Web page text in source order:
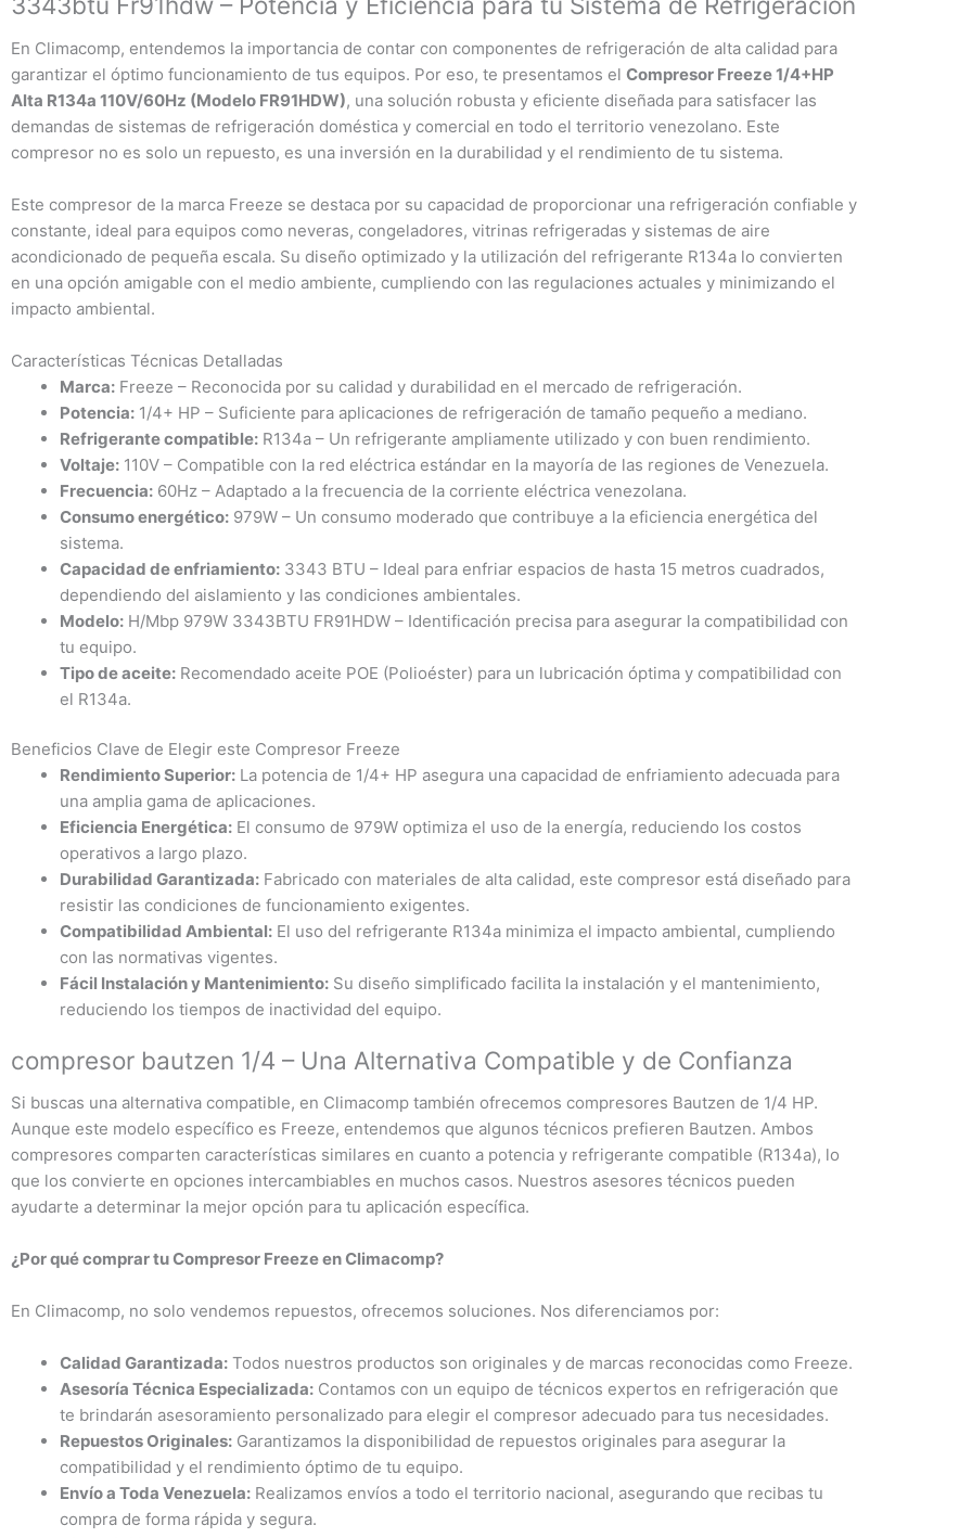
En Climacomp, entendemos la importancia de contar con componentes de refrigeración de alta calidad para
garantizar el óptimo funcionamiento de tus equipos. Por eso, te presentamos el Compresor Freeze 1/4+HP
Alta R134a 110V/60Hz (Modelo FR91HDW), una solución robusta y eficiente diseñada para satisfacer las
demandas de sistemas de refrigeración doméstica y comercial en todo el territorio venezolano. Este
compresor no es solo un repuesto, es una inversión en la durabilidad y el rendimiento de tu sistema.
Este compresor de la marca Freeze se destaca por su capacidad de proporcionar una refrigeración confiable y
constante, ideal para equipos como neveras, congeladores, vitrinas refrigeradas y sistemas de aire
acondicionado de pequeña escala. Su diseño optimizado y la utilización del refrigerante R134a lo convierten
en una opción amigable con el medio ambiente, cumpliendo con las regulaciones actuales y minimizando el
impacto ambiental.
Características Técnicas Detalladas
Marca: Freeze – Reconocida por su calidad y durabilidad en el mercado de refrigeración.
Potencia: 1/4+ HP – Suficiente para aplicaciones de refrigeración de tamaño pequeño a mediano.
Refrigerante compatible: R134a – Un refrigerante ampliamente utilizado y con buen rendimiento.
Voltaje: 110V – Compatible con la red eléctrica estándar en la mayoría de las regiones de Venezuela.
Frecuencia: 60Hz – Adaptado a la frecuencia de la corriente eléctrica venezolana.
Consumo energético: 979W – Un consumo moderado que contribuye a la eficiencia energética del
sistema.
Capacidad de enfriamiento: 3343 BTU – Ideal para enfriar espacios de hasta 15 metros cuadrados,
dependiendo del aislamiento y las condiciones ambientales.
Modelo: H/Mbp 979W 3343BTU FR91HDW – Identificación precisa para asegurar la compatibilidad con
tu equipo.
Tipo de aceite: Recomendado aceite POE (Polioéster) para un lubricación óptima y compatibilidad con
el R134a.
Beneficios Clave de Elegir este Compresor Freeze
Rendimiento Superior: La potencia de 1/4+ HP asegura una capacidad de enfriamiento adecuada para
una amplia gama de aplicaciones.
Eficiencia Energética: El consumo de 979W optimiza el uso de la energía, reduciendo los costos
operativos a largo plazo.
Durabilidad Garantizada: Fabricado con materiales de alta calidad, este compresor está diseñado para
resistir las condiciones de funcionamiento exigentes.
Compatibilidad Ambiental: El uso del refrigerante R134a minimiza el impacto ambiental, cumpliendo
con las normativas vigentes.
Fácil Instalación y Mantenimiento: Su diseño simplificado facilita la instalación y el mantenimiento,
reduciendo los tiempos de inactividad del equipo.
compresor bautzen 1/4 – Una Alternativa Compatible y de Confianza
Si buscas una alternativa compatible, en Climacomp también ofrecemos compresores Bautzen de 1/4 HP.
Aunque este modelo específico es Freeze, entendemos que algunos técnicos prefieren Bautzen. Ambos
compresores comparten características similares en cuanto a potencia y refrigerante compatible (R134a), lo
que los convierte en opciones intercambiables en muchos casos. Nuestros asesores técnicos pueden
ayudarte a determinar la mejor opción para tu aplicación específica.
¿Por qué comprar tu Compresor Freeze en Climacomp?
En Climacomp, no solo vendemos repuestos, ofrecemos soluciones. Nos diferenciamos por:
Calidad Garantizada: Todos nuestros productos son originales y de marcas reconocidas como Freeze.
Asesoría Técnica Especializada: Contamos con un equipo de técnicos expertos en refrigeración que
te brindarán asesoramiento personalizado para elegir el compresor adecuado para tus necesidades.
Repuestos Originales: Garantizamos la disponibilidad de repuestos originales para asegurar la
compatibilidad y el rendimiento óptimo de tu equipo.
Envío a Toda Venezuela: Realizamos envíos a todo el territorio nacional, asegurando que recibas tu
compra de forma rápida y segura.